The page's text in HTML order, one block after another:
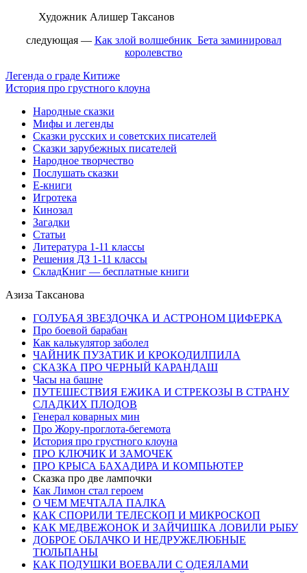
Художник Алишер Таксанов
следующая — Как злой волшебник Бета заминировал
королевство
Легенда о граде Китиже
История про грустного клоуна
Народные сказки
Мифы и легенды
Сказки русских и советских писателей
Сказки зарубежных писателей
Народное творчество
Послушать сказки
Е-книги
Игротека
Кинозал
Загадки
Статьи
Литература 1-11 классы
Решения ДЗ 1-11 классы
СкладКниг — бесплатные книги
Азиза Таксанова
ГОЛУБАЯ ЗВЕЗДОЧКА И АСТРОНОМ ЦИФЕРКА
Про боевой барабан
Как калькулятор заболел
ЧАЙНИК ПУЗАТИК И КРОКОДИЛПИЛА
СКАЗКА ПРО ЧЕРНЫЙ КАРАНДАШ
Часы на башне
ПУТЕШЕСТВИЯ ЕЖИКА И СТРЕКОЗЫ В СТРАНУ
СЛАДКИХ ПЛОДОВ
Генерал коварных мин
Про Жору-проглота-бегемота
История про грустного клоуна
ПРО КЛЮЧИК И ЗАМОЧЕК
ПРО КРЫСА БАХАДИРА И КОМПЬЮТЕР
Сказка про две лампочки
Как Лимон стал героем
О ЧЕМ МЕЧТАЛА ПАЛКА
КАК СПОРИЛИ ТЕЛЕСКОП И МИКРОСКОП
КАК МЕДВЕЖОНОК И ЗАЙЧИШКА ЛОВИЛИ РЫБУ
ДОБРОЕ ОБЛАЧКО И НЕДРУЖЕЛЮБНЫЕ
ТЮЛЬПАНЫ
КАК ПОДУШКИ ВОЕВАЛИ С ОДЕЯЛАМИ